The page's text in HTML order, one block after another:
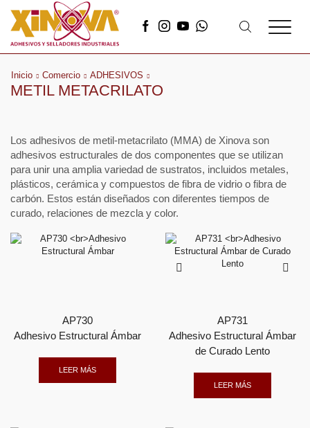
Inicio Comercio ADHESIVOS
METIL METACRILATO
Los adhesivos de metil-metacrilato (MMA) de Xinova son
adhesivos estructurales de dos componentes que se utilizan
para unir una amplia variedad de sustratos, incluidos metales,
plásticos, cerámica y compuestos de fibra de vidrio o fibra de
carbón. Estos están diseñados con diferentes tiempos de
curado, relaciones de mezcla y color.
AP730
Adhesivo Estructural Ámbar
LEER MÁS
AP731
Adhesivo Estructural Ámbar
de Curado Lento
LEER MÁS